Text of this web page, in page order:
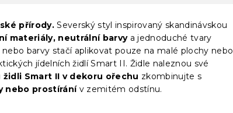
přírody. Severský styl inspirovaný skandinávskou
materiály, neutrální barvya jednoduché tvary
barvy stačí aplikovat pouze na malé plochy nebo
jídelních židlí Smart II. Židle naleznou své
Smart II v dekoru ořechu zkombinujte s
nebo prostírání v zemitém odstínu.